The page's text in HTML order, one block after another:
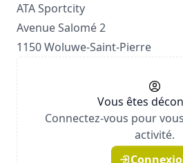
ATA Sportcity
Avenue Salomé 2
1150 Woluwe-Saint-Pierre
Vous êtes
Connectez-vous pour
activité.